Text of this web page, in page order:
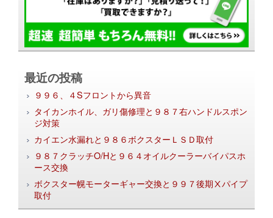
最近の投稿
９９６、４Sフロントから異音
タイカンホイル、ガリ傷修理と９８７右ハンドルスポン
ジ対策
カイエン水漏れと９８６ボクスターＬＳＤ取付
９８７クラッチO/Hと９６４オイルクーラーバイパスホ
ース交換
ボクスター幌モーターギャー交換と９９７後期Ⅹパイプ
取付